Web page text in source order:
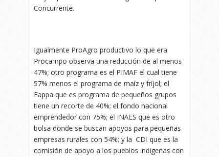
Concurrente.
Igualmente ProAgro productivo lo que era
Procampo observa una reducción de al menos
47%; otro programa es el PIMAF el cual tiene
57% menos el programa de maíz y fríjol; el
Fappa que es programa de pequeños grupos
tiene un recorte de 40%; el fondo nacional
emprendedor con 75%; el INAES que es otro
bolsa donde se buscan apoyos para pequeñas
empresas rurales con 54%; y la CDI que es la
comisión de apoyo a los pueblos indígenas con